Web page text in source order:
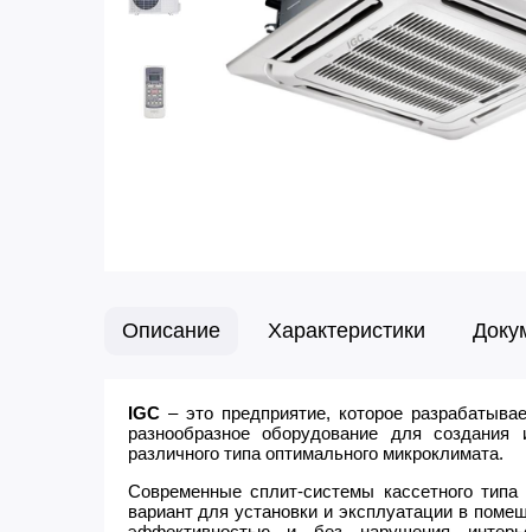
Описание Характеристики
IGC – это предприятие, которое
разнообразное оборудование для
различного типа оптимального микроклимата.
Современные сплит-системы кассетного
вариант для установки и эксплуатации в